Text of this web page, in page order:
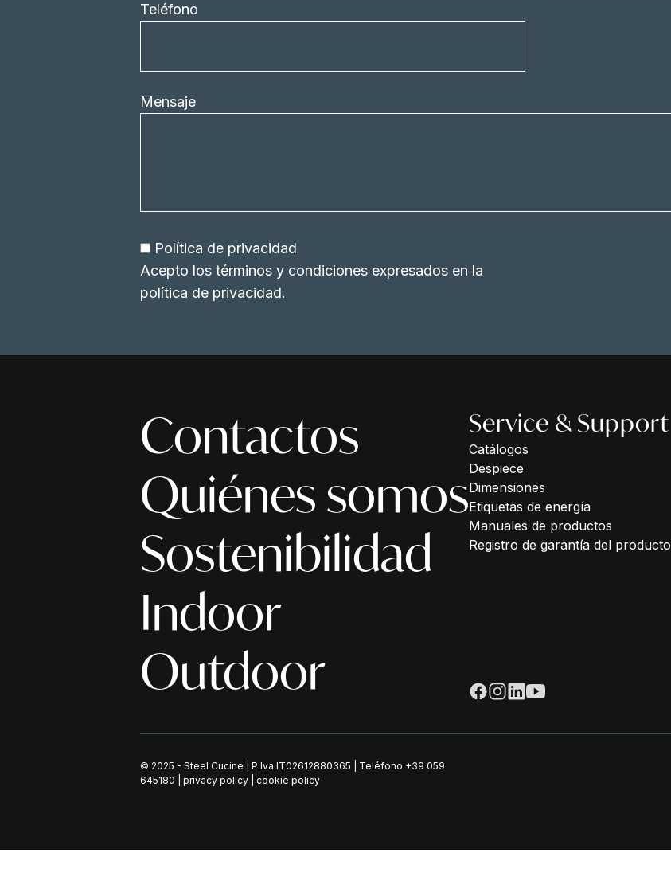
Teléfono
Mensaje
Política de privacidad
Acepto los términos y condiciones expresados en la
política de privacidad.
Contactos
Quiénes somos
Sostenibilidad
Indoor
Outdoor
Service & Support
Catálogos
Despiece
Dimensiones
Etiquetas de energía
Manuales de productos
Registro de garantía del producto
© 2025 - Steel Cucine | P.Iva IT02612880365 | Teléfono +39 059
645180
privacy policy cookie policy